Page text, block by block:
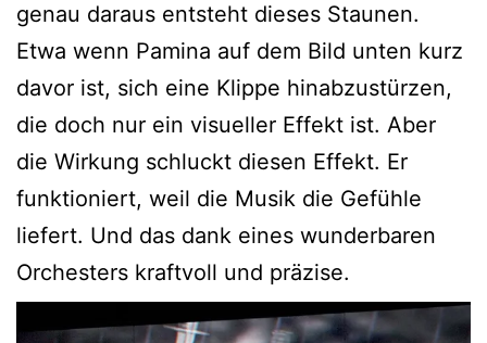
genau daraus entsteht dieses Staunen.
Etwa wenn Pamina auf dem Bild unten kurz
davor ist, sich eine Klippe hinabzustürzen,
die doch nur ein visueller Effekt ist. Aber
die Wirkung schluckt diesen Effekt. Er
funktioniert, weil die Musik die Gefühle
liefert. Und das dank eines wunderbaren
Orchesters kraftvoll und präzise.